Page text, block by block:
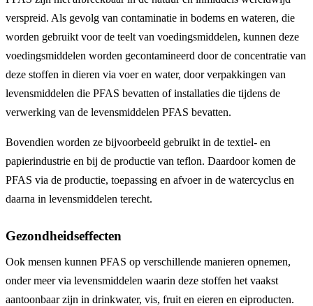
verspreid. Als gevolg van contaminatie in bodems en wateren, die
worden gebruikt voor de teelt van voedingsmiddelen, kunnen deze
voedingsmiddelen worden gecontamineerd door de concentratie van
deze stoffen in dieren via voer en water, door verpakkingen van
levensmiddelen die PFAS bevatten of installaties die tijdens de
verwerking van de levensmiddelen PFAS bevatten.
Bovendien worden ze bijvoorbeeld gebruikt in de textiel- en
papierindustrie en bij de productie van teflon. Daardoor komen de
PFAS via de productie, toepassing en afvoer in de watercyclus en
daarna in levensmiddelen terecht.
Gezondheidseffecten
Ook mensen kunnen PFAS op verschillende manieren opnemen,
onder meer via levensmiddelen waarin deze stoffen het vaakst
aantoonbaar zijn in drinkwater, vis, fruit en eieren en eiproducten.